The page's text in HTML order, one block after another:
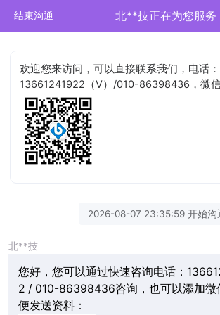
结束沟通 北**技正在为您服务
欢迎您来访问，可以直接联系我们，电话：
13661241922（V）/010-86398436，微信
2026-08-07 23:35:59 开始沟
北**技
您好，您可以通过快速咨询电话：
2 / 010-86398436咨询，也可以添加微
便发送资料：